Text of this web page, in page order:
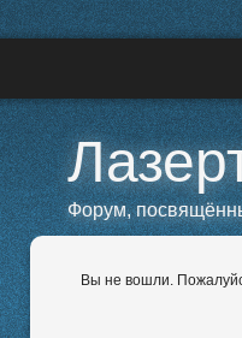
Форум,
Вы не вошли.